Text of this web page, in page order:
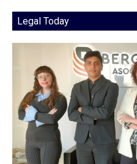
Legal Today